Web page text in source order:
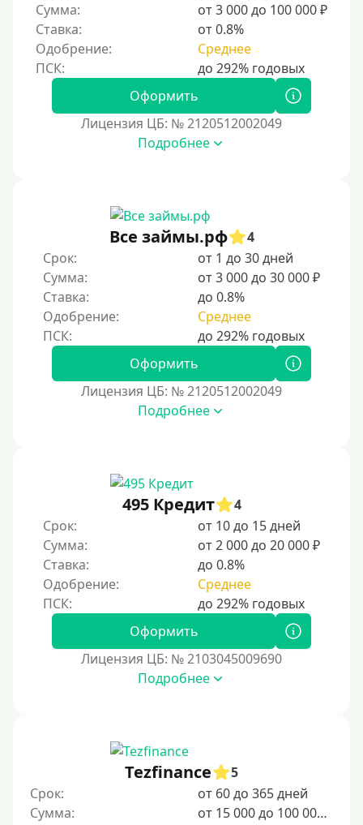
Сумма:
от 3 000 до 100 000 ₽
Ставка:
от 0.8%
Одобрение:
Среднее
Оформить
Лицензия ЦБ: № 2120512002049
Подробнее
Все займы.рф
4
Срок:
от 1 до 30 дней
Сумма:
от 3 000 до 30 000 ₽
Ставка:
до 0.8%
Одобрение:
Среднее
Оформить
Лицензия ЦБ: № 2120512002049
Подробнее
495 Кредит
4
Срок:
от 10 до 15 дней
Сумма:
от 2 000 до 20 000 ₽
Ставка:
до 0.8%
Одобрение:
Среднее
Оформить
Лицензия ЦБ: № 2103045009690
Подробнее
Tezfinance
5
Срок:
от 60 до 365 дней
Сумма:
от 15 000 до 100 000 ₽